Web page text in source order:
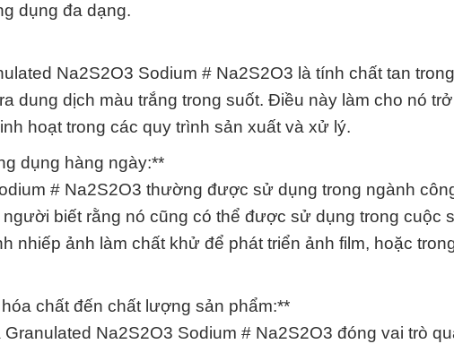
dụng đa dạng.
Na2S2O3 Sodium # Na2S2O3 là tính chất tan
dung dịch màu trắng trong suốt. Điều này làm cho nó
hoạt trong các quy trình sản xuất và xử lý.
dụng hàng ngày:**
# Na2S2O3 thường được sử dụng trong ngành
biết rằng nó cũng có thể được sử dụng trong cuộc
nhiếp ảnh làm chất khử để phát triển ảnh film, hoặc
chất đến chất lượng sản phẩm:**
Na2S2O3 Sodium # Na2S2O3 đóng vai trò